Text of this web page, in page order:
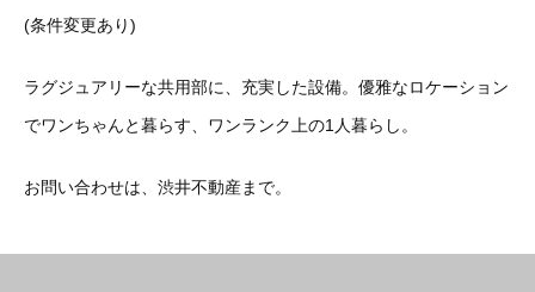
(条件変更あり)
ラグジュアリーな共用部に、充実した設備。優雅なロケーション
でワンちゃんと暮らす、ワンランク上の1人暮らし。
お問い合わせは、渋井不動産まで。